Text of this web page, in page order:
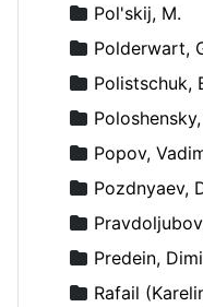
Pol'skij, M.
Polderwart,
Polistschuk,
Popov,
Pozdnyaev,
Predein,
Rafail